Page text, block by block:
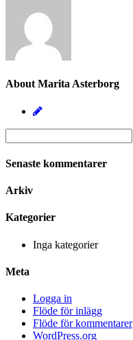
About Marita Asterborg
Senaste kommentarer
Arkiv
Kategorier
Inga kategorier
Meta
Logga in
Flöde för inlägg
Flöde för kommentarer
WordPress.org